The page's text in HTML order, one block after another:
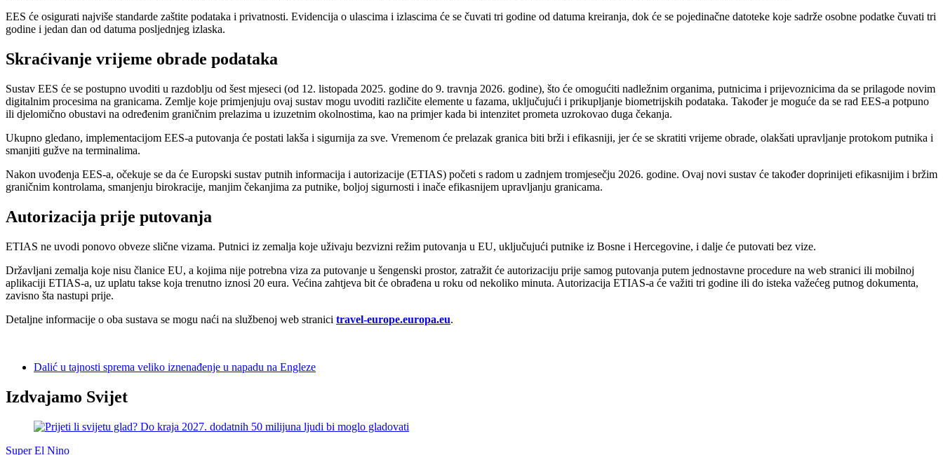
EES će osigurati najviše standarde zaštite podataka i privatnosti. Evidencija o ulascima i izlascima će se čuvati tri godine od datuma kreiranja, dok će se pojedinačne datoteke koje sadrže osobne podatke čuvati tri
godine i jedan dan od datuma posljednjeg izlaska.
Skraćivanje vrijeme obrade podataka
Sustav EES će se postupno uvoditi u razdoblju od šest mjeseci (od 12. listopada 2025. godine do 9. travnja 2026. godine), što će omogućiti nadležnim organima, putnicima i prijevoznicima da se prilagode novim
digitalnim procesima na granicama. Zemlje koje primjenjuju ovaj sustav mogu uvoditi različite elemente u fazama, uključujući i prikupljanje biometrijskih podataka. Također je moguće da se rad EES-a potpuno
ili djelomično obustavi na određenim graničnim prelazima u izuzetnim okolnostima, kao na primjer kada bi intenzitet prometa uzrokovao duga čekanja.
Ukupno gledano, implementacijom EES-a putovanja će postati lakša i sigurnija za sve. Vremenom će prelazak granica biti brži i efikasniji, jer će se skratiti vrijeme obrade, olakšati upravljanje protokom putnika i
smanjiti gužve na terminalima.
Nakon uvođenja EES-a, očekuje se da će Europski sustav putnih informacija i autorizacije (ETIAS) početi s radom u zadnjem tromjesečju 2026. godine. Ovaj novi sustav će također doprinijeti efikasnijim i bržim
graničnim kontrolama, smanjenju birokracije, manjim čekanjima za putnike, boljoj sigurnosti i inače efikasnijem upravljanju granicama.
Autorizacija prije putovanja
ETIAS ne uvodi ponovo obveze slične vizama. Putnici iz zemalja koje uživaju bezvizni režim putovanja u EU, uključujući putnike iz Bosne i Hercegovine, i dalje će putovati bez vize.
Državljani zemalja koje nisu članice EU, a kojima nije potrebna viza za putovanje u šengenski prostor, zatražit će autorizaciju prije samog putovanja putem jednostavne procedure na web stranici ili mobilnoj
aplikaciji ETIAS-a, uz uplatu takse koja trenutno iznosi 20 eura. Većina zahtjeva bit će obrađena u roku od nekoliko minuta. Autorizacija ETIAS-a će važiti tri godine ili do isteka važećeg putnog dokumenta,
zavisno šta nastupi prije.
Detaljne informacije o oba sustava se mogu naći na službenoj web stranici travel-europe.europa.eu.
Dalić u tajnosti sprema veliko iznenađenje u napadu na Engleze
Izdvajamo Svijet
Super El Nino